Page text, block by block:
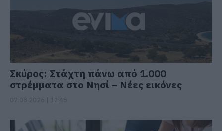
Σκύρος: Στάχτη πάνω από 1.000
στρέμματα στο Νησί – Νέες εικόνες